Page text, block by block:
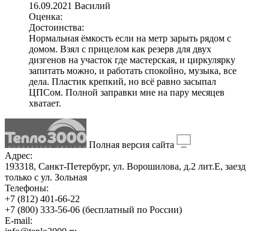
16.09.2021 Василий
Оценка:
Достоинства:
Нормальная ёмкость если на метр зарыть рядом с
домом. Взял с прицелом как резерв для двух
дизгенов на участок где мастерская, и циркулярку
запитать можно, и работать спокойно, музыка, все
дела. Пластик крепкий, но всё равно засыпал
ЦПСом. Полной заправки мне на пару месяцев
хватает.
Полная версия сайта
Адрес:
193318, Санкт-Петербург, ул. Ворошилова, д.2 лит.Е, заезд
только с ул. Зольная
Телефоны:
+7 (812) 401-66-22
+7 (800) 333-56-06 (бесплатный по России)
E-mail: